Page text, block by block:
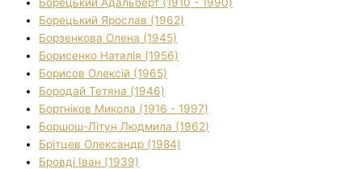
Борецький Ярослав (1962)
Борзенкова Олена (1945)
Борисенко Наталія (1956)
Борисов Олексій (1965)
Бородай Тетяна (1946)
Бортніков Микола (1916 - 1997)
Боршош-Літун Людмила (1962)
Брітцев Олександр (1984)
Бровді Іван (1939)